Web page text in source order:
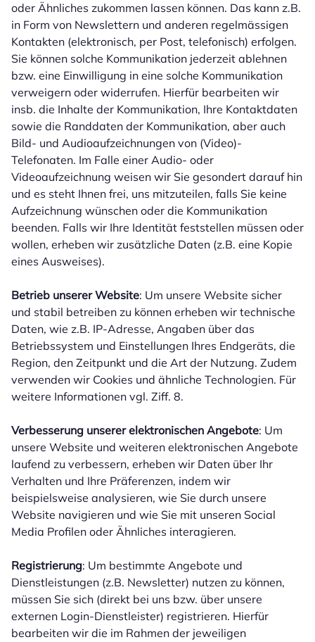
oder Ähnliches zukommen lassen können. Das kann z.B.
in Form von Newslettern und anderen regelmässigen
Kontakten (elektronisch, per Post, telefonisch) erfolgen.
Sie können solche Kommunikation jederzeit ablehnen
bzw. eine Einwilligung in eine solche Kommunikation
verweigern oder widerrufen. Hierfür bearbeiten wir
insb. die Inhalte der Kommunikation, Ihre Kontaktdaten
sowie die Randdaten der Kommunikation, aber auch
Bild- und Audioaufzeichnungen von (Video)-
Telefonaten. Im Falle einer Audio- oder
Videoaufzeichnung weisen wir Sie gesondert darauf hin
und es steht Ihnen frei, uns mitzuteilen, falls Sie keine
Aufzeichnung wünschen oder die Kommunikation
beenden. Falls wir Ihre Identität feststellen müssen oder
wollen, erheben wir zusätzliche Daten (z.B. eine Kopie
eines Ausweises).
Betrieb unserer Website: Um unsere Website sicher
und stabil betreiben zu können erheben wir technische
Daten, wie z.B. IP-Adresse, Angaben über das
Betriebssystem und Einstellungen Ihres Endgeräts, die
Region, den Zeitpunkt und die Art der Nutzung. Zudem
verwenden wir Cookies und ähnliche Technologien. Für
weitere Informationen vgl. Ziff. 8.
Verbesserung unserer elektronischen Angebote: Um
unsere Website und weiteren elektronischen Angebote
laufend zu verbessern, erheben wir Daten über Ihr
Verhalten und Ihre Präferenzen, indem wir
beispielsweise analysieren, wie Sie durch unsere
Website navigieren und wie Sie mit unseren Social
Media Profilen oder Ähnliches interagieren.
Registrierung: Um bestimmte Angebote und
Dienstleistungen (z.B. Newsletter) nutzen zu können,
müssen Sie sich (direkt bei uns bzw. über unsere
externen Login-Dienstleister) registrieren. Hierfür
bearbeiten wir die im Rahmen der jeweiligen